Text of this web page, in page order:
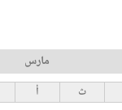
مارس
ث أ